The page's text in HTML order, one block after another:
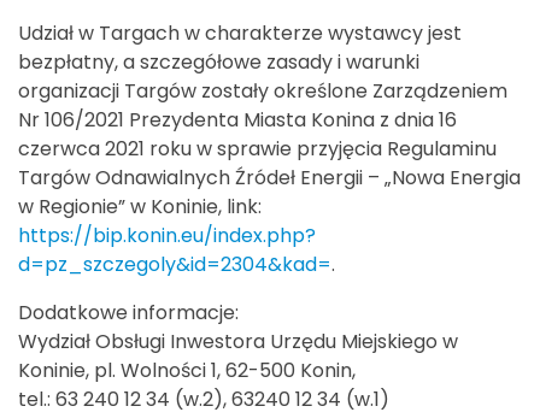
Udział w Targach w charakterze wystawcy jest
bezpłatny, a szczegółowe zasady i warunki
organizacji Targów zostały określone Zarządzeniem
Nr 106/2021 Prezydenta Miasta Konina z dnia 16
czerwca 2021 roku w sprawie przyjęcia Regulaminu
Targów Odnawialnych Źródeł Energii – „Nowa Energia
w Regionie” w Koninie, link:
https://bip.konin.eu/index.php?
d=pz_szczegoly&id=2304&kad=.
Dodatkowe informacje:
Wydział Obsługi Inwestora Urzędu Miejskiego w
Koninie, pl. Wolności 1, 62-500 Konin,
tel.: 63 240 12 34 (w.2), 63240 12 34 (w.1)